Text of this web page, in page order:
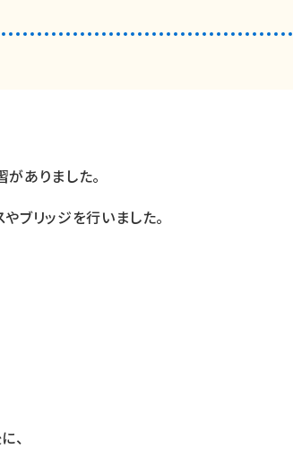
ありました。
ブリッジを行いました。
、